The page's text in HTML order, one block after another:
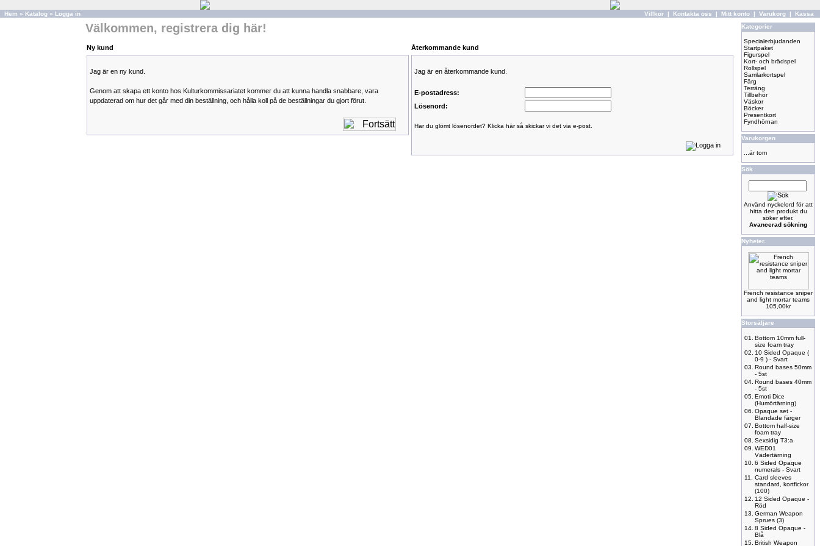
Hem » Katalog » Logga in Villkor | Kontakta oss | Mitt konto | Varukorg | Kassa
Välkommen, registrera dig här!
Ny kund Återkommande kund
Jag är en ny kund.
Genom att skapa ett konto hos Kulturkommissariatet kommer du att kunna handla snabbare, vara
uppdaterad om hur det går med din beställning, och hålla koll på de beställningar du gjort förut.
Jag är en återkommande kund.
E-postadress:
Lösenord:
Har du glömt lösenordet? Klicka här så skickar vi det via e-post.
Kategorier
Specialerbjudanden
Startpaket
Figurspel
Kort- och brädspel
Rollspel
Samlarkortspel
Färg
Terräng
Tillbehör
Väskor
Böcker
Presentkort
Fyndhörnan
Varukorgen
...är tom
Sök
Använd nyckelord för att
hitta den produkt du
söker efter.
Avancerad sökning
Nyheter.
French resistance sniper
and light mortar teams
105,00kr
Storsäljare
01.
Bottom 10mm full-
size foam tray
02.
10 Sided Opaque (
0-9 ) - Svart
03. Round bases 50mm
- 5st
04. Round bases 40mm
- 5st
05. Emoti Dice
(Humörtärning)
06. Opaque set -
Blandade färger
07. Bottom half-size
foam tray
08. Sexsidig T3:a
09. WED01
Vädertärning
10. 6 Sided Opaque
numerals - Svart
11.
Card sleeves
standard, kortfickor
(100)
12.
12 Sided Opaque -
Röd
13. German Weapon
Sprues (3)
14. 8 Sided Opaque -
Blå
15. British Weapon